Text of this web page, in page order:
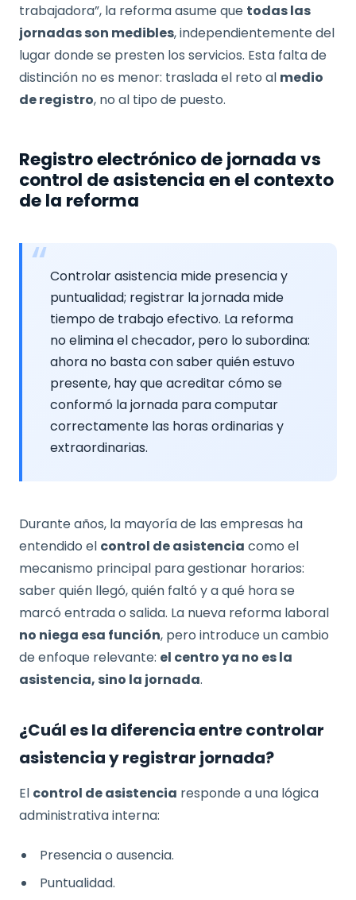
trabajadora”, la reforma asume que todas las
jornadas son medibles, independientemente del
lugar donde se presten los servicios. Esta falta de
distinción no es menor: traslada el reto al medio
de registro, no al tipo de puesto.
Registro electrónico de jornada vs
control de asistencia en el contexto
de la reforma
Controlar asistencia mide presencia y
puntualidad; registrar la jornada mide
tiempo de trabajo efectivo. La reforma
no elimina el checador, pero lo subordina:
ahora no basta con saber quién estuvo
presente, hay que acreditar cómo se
conformó la jornada para computar
correctamente las horas ordinarias y
extraordinarias.
Durante años, la mayoría de las empresas ha
entendido el control de asistencia como el
mecanismo principal para gestionar horarios:
saber quién llegó, quién faltó y a qué hora se
marcó entrada o salida. La nueva reforma laboral
no niega esa función, pero introduce un cambio
de enfoque relevante: el centro ya no es la
asistencia, sino la jornada.
¿Cuál es la diferencia entre controlar
asistencia y registrar jornada?
El control de asistencia responde a una lógica
administrativa interna:
Presencia o ausencia.
Puntualidad.